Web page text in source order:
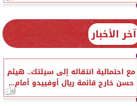
آخر الأخبار
مع احتمالية انتقاله إلى سيلتك.. هيثم
حسن خارج قائمة ريال أوفييدو أمام...